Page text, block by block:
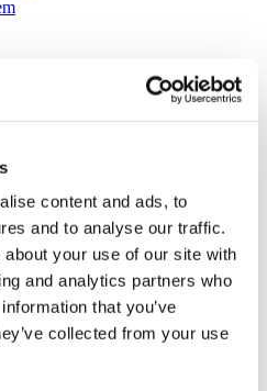
content and ads, to
and to analyse our traffic.
your use of our site with
and analytics partners who
that you’ve
collected from your use
sur flymedi.com sont gérées par
une agence de voyage de
de TÜRSAB (Certificat No: